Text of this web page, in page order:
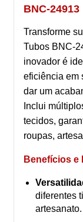
BNC-24913
Transforme
Tubos BNC-
inovador é
eficiência em
dar um
Inclui
tecidos,
roupas,
Benefícios e
diferentes
artesanato.